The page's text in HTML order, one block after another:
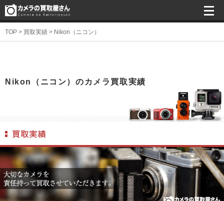
TOP > 買取実績 > Nikon（ニコン）
Nikon（ニコン）のカメラ買取実績